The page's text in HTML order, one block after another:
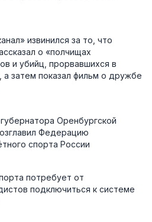
извинился за то, что
о «полчищах
и убийц, прорвавшихся в
а затем показал фильм о дружбе
Оренбургской
Федерацию
спорта России
потребует от
подключиться к системе